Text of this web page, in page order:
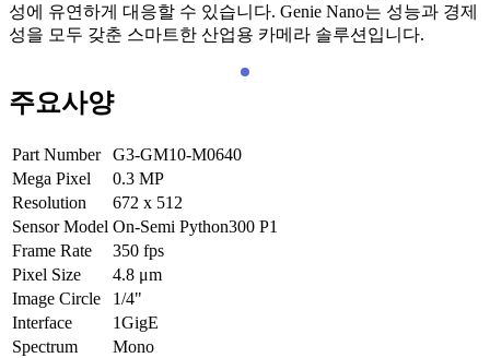
성에 유연하게 대응할 수 있습니다. Genie Nano는 성능과 경제
성을 모두 갖춘 스마트한 산업용 카메라 솔루션입니다.
주요사양
Part Number
G3-GM10-M0640
Mega Pixel
0.3 MP
Resolution
672 x 512
Sensor Model On-Semi Python300 P1
Frame Rate
350 fps
Pixel Size
4.8 μm
Image Circle
1/4"
Interface
1GigE
Spectrum
Mono